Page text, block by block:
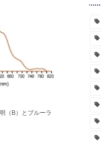
（B）とブルーラ